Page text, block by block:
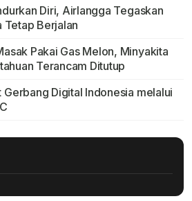
Diri, Airlangga Tegaskan
Tetap Berjalan
Pakai Gas Melon, Minyakita
Terancam Ditutup
Digital Indonesia melalui